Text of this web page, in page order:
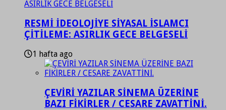
RESMİ İDEOLOJİYE SİYASAL İSLAMCI
ÇİTİLEME: ASIRLIK GECE BELGESELİ
1 hafta ago
ÇEVİRİ YAZILAR SİNEMA ÜZERİNE
BAZI FİKİRLER / CESARE ZAVATTİNİ.